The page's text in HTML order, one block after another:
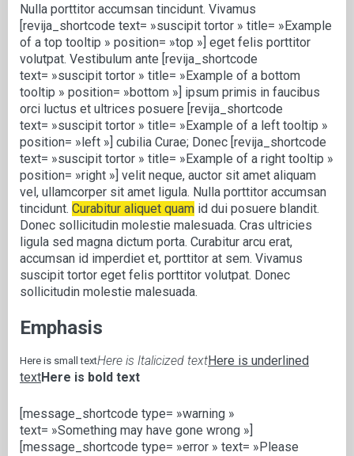
Nulla porttitor accumsan tincidunt. Vivamus
[revija_shortcode text= »suscipit tortor » title= »Example
of a top tooltip » position= »top »] eget felis porttitor
volutpat. Vestibulum ante [revija_shortcode
text= »suscipit tortor » title= »Example of a bottom
tooltip » position= »bottom »] ipsum primis in faucibus
orci luctus et ultrices posuere [revija_shortcode
text= »suscipit tortor » title= »Example of a left tooltip »
position= »left »] cubilia Curae; Donec [revija_shortcode
text= »suscipit tortor » title= »Example of a right tooltip »
position= »right »] velit neque, auctor sit amet aliquam
vel, ullamcorper sit amet ligula. Nulla porttitor accumsan
tincidunt. Curabitur aliquet quam id dui posuere blandit.
Donec sollicitudin molestie malesuada. Cras ultricies
ligula sed magna dictum porta. Curabitur arcu erat,
accumsan id imperdiet et, porttitor at sem. Vivamus
suscipit tortor eget felis porttitor volutpat. Donec
sollicitudin molestie malesuada.
Emphasis
Here is small textHere is Italicized textHere is underlined
textHere is bold text
[message_shortcode type= »warning »
text= »Something may have gone wrong »]
[message_shortcode type= »error » text= »Please